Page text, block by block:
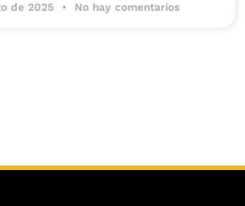
de 2025 No hay comentarios